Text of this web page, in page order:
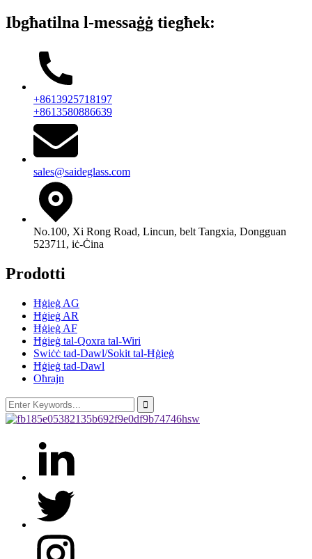
Ibgħatilna l-messaġġ tiegħek:
+8613925718197
+8613580886639
sales@saideglass.com
No.100, Xi Rong Road, Lincun, belt Tangxia, Dongguan
523711, iċ-Ċina
Prodotti
Ħġieġ AG
Ħġieġ AR
Ħġieġ AF
Ħġieġ tal-Qoxra tal-Wiri
Swiċċ tad-Dawl/Sokit tal-Ħġieġ
Ħġieġ tad-Dawl
Oħrajn